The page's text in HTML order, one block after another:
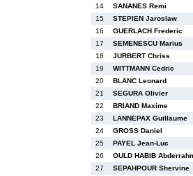
14
SANANES Remi
15
STEPIEN Jaroslaw
16
GUERLACH Frederic
17
SEMENESCU Marius
18
JURBERT Chriss
19
WITTMANN Cedric
20
BLANC Leonard
21
SEGURA Olivier
22
BRIAND Maxime
23
LANNEPAX Guillaume
24
GROSS Daniel
25
PAYEL Jean-Luc
26
OULD HABIB
27
SEPAHPOUR Shervine